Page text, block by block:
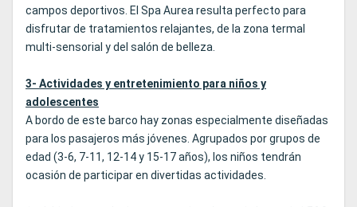
campos deportivos. El Spa Aurea resulta perfecto para
disfrutar de tratamientos relajantes, de la zona termal
multi-sensorial y del salón de belleza.
3- Actividades y entretenimiento para niños y
adolescentes
A bordo de este barco hay zonas especialmente diseñadas
para los pasajeros más jóvenes. Agrupados por grupos de
edad (3-6, 7-11, 12-14 y 15-17 años), los niños tendrán
ocasión de participar en divertidas actividades.